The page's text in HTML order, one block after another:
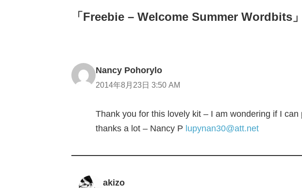
「Freebie – Welcome Summer Wordbits
Nancy Pohorylo
2014年8月23日 3:50 AM
Thank you for this lovely kit – I am wondering if I
thanks a lot – Nancy P lupynan30@att.net
akizo